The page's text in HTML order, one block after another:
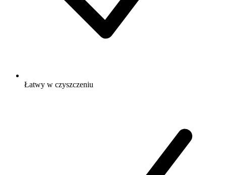
Łatwy w czyszczeniu